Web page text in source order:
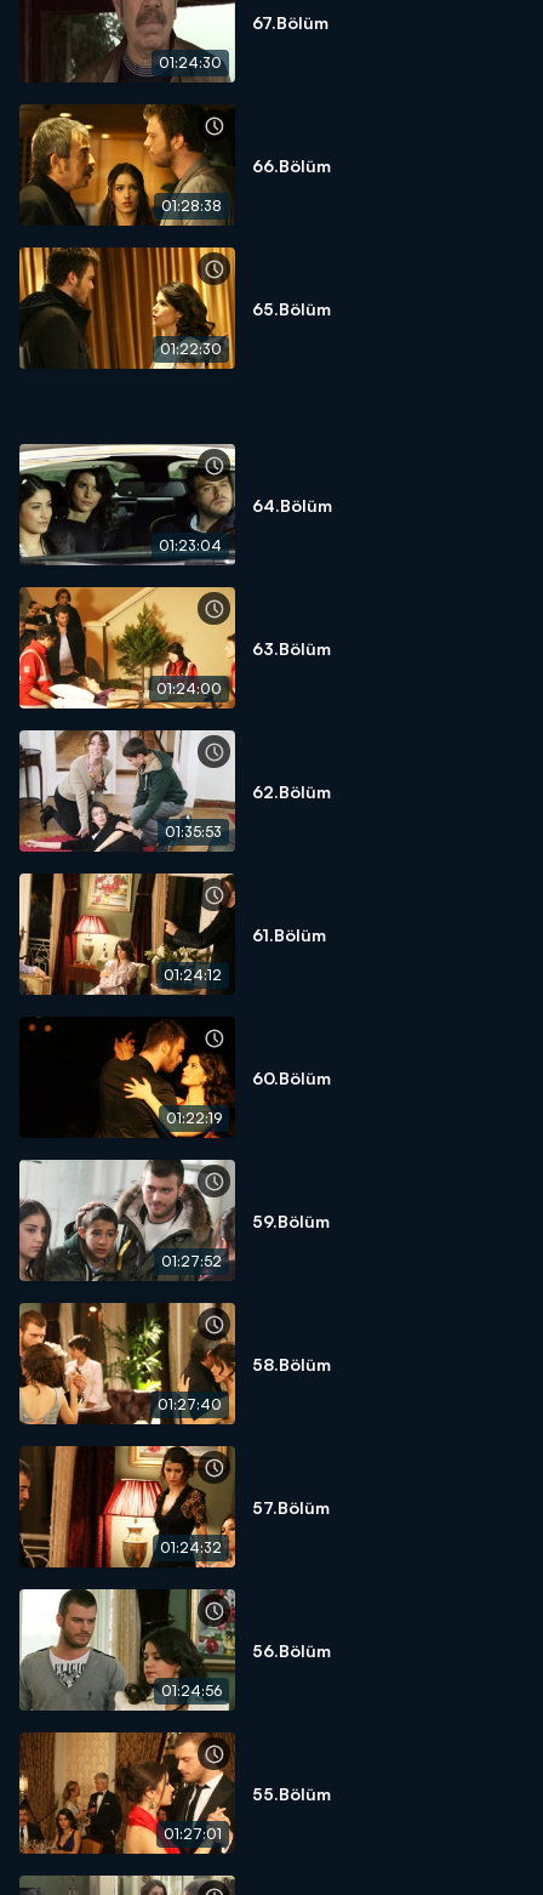
01:24:30
67.Bölüm
01:28:38
66.Bölüm
01:22:30
65.Bölüm
01:23:04
64.Bölüm
01:24:00
63.Bölüm
01:35:53
62.Bölüm
01:24:12
61.Bölüm
01:22:19
60.Bölüm
01:27:52
59.Bölüm
01:27:40
58.Bölüm
01:24:32
57.Bölüm
01:24:56
56.Bölüm
01:27:01
55.Bölüm